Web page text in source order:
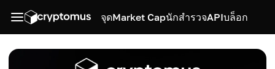
จุดMarket CapนักสำรวจAPIบล็อก